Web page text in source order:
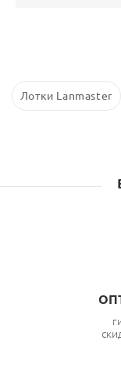
Лотки Lanmaster